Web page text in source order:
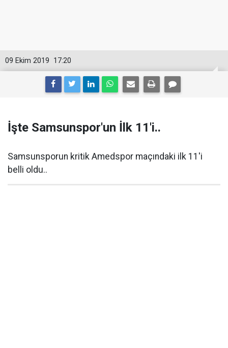
17:20
09 Ekim 2019
İşte Samsunspor'un İlk 11'i..
Samsunsporun kritik Amedspor maçındaki ilk 11'i
belli oldu..